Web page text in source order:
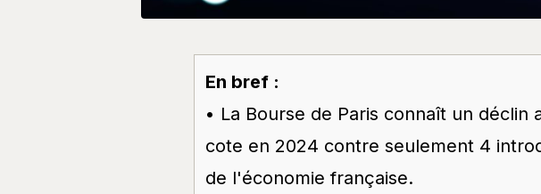
En bref :
• La Bourse de Paris connaît un
cote en 2024 contre seulement 4
de l'économie française.